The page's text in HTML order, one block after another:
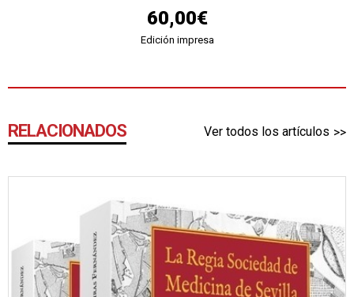
60,00€
Edición impresa
RELACIONADOS Ver todos los artículos